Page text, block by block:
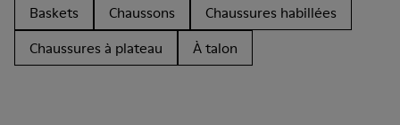
Baskets
Chaussons
Chaussures habillées
Chaussures à plateau
À talon